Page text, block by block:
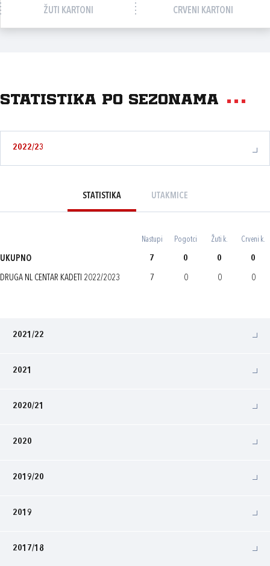
ŽUTI KARTONI CRVENI KARTONI
Statistika po sezonama
2022/23
STATISTIKA UTAKMICE
Nastupi Pogotci Žuti k. Crveni k.
UKUPNO 7 0 0 0
DRUGA NL CENTAR KADETI 2022/2023 7 0 0 0
2021/22
2021
2020/21
2020
2019/20
2019
2017/18